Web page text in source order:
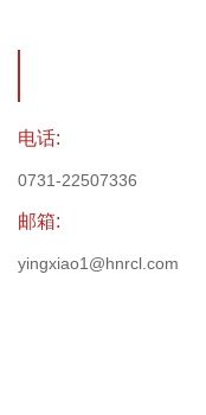
电话:
0731-22507336
邮箱:
yingxiao1@hnrcl.com